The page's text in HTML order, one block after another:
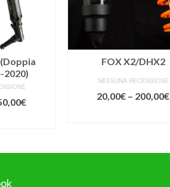
2020)
€
FOX X2/DHX2
NESSUNA RECENSIONE
20,00€ – 200,00€